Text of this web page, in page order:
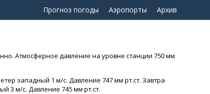
Прогноз погоды Аэропорты Архив
Атмосферное давление на уровне станции 750 мм
западный 1 м/с. Давление 747 мм рт.ст. Завтра
3 м/с. Давление 745 мм рт.ст.